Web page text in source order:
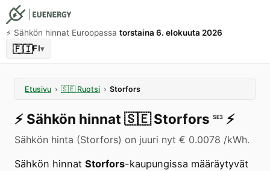
⚡️ Sähkön hinnat Euroopassa torstaina 6. elokuuta 2026
🇫🇮FI▾
Etusivu › 🇸🇪 Ruotsi › Storfors
⚡️ Sähkön hinnat 🇸🇪 Storfors SE3 ⚡️
Sähkön hinta (Storfors) on juuri nyt € 0.0078 /kWh.
Sähkön hinnat Storfors-kaupungissa määräytyvät